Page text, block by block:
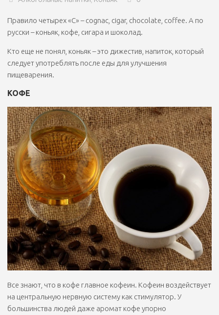
Правило четырех «C» – cognac, cigar, chocolate, coffee. А по
русски – коньяк, кофе, сигара и шоколад.
Кто еще не понял, коньяк – это дижестив, напиток, который
следует употреблять после еды для улучшения
пищеварения.
КОФЕ
Все знают, что в кофе главное кофеин. Кофеин воздействует
на центральную нервную систему как стимулятор. У
большинства людей даже аромат кофе упорно